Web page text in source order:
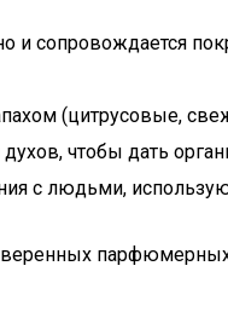
и сопровождается
(цитрусовые,
чтобы дать
с людьми,